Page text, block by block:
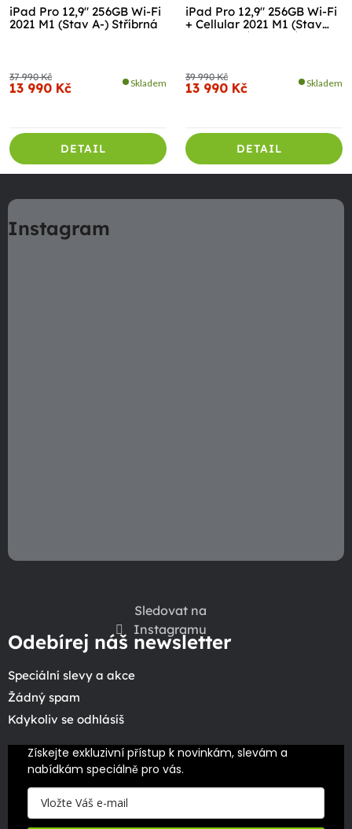
iPad Pro 12,9" 256GB Wi-Fi
2021 M1 (Stav A-) Stříbrná
37 990 Kč
13 990 Kč Skladem
DETAIL
iPad Pro 12,9" 256GB Wi-Fi
+ Cellular 2021 M1 (Stav
A/B) Vesmírně šedá
39 990 Kč
13 990 Kč Skladem
DETAIL
á
pInstagram
Sledovat na
Instagramu
Odebírej náš newsletter
Speciální slevy a akce
Žádný spam
Kdykoliv se odhlásíš
Získejte exkluzivní přístup k novinkám, slevám a
nabídkám speciálně pro vás.